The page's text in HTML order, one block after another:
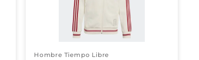
Hombre Tiempo Libre